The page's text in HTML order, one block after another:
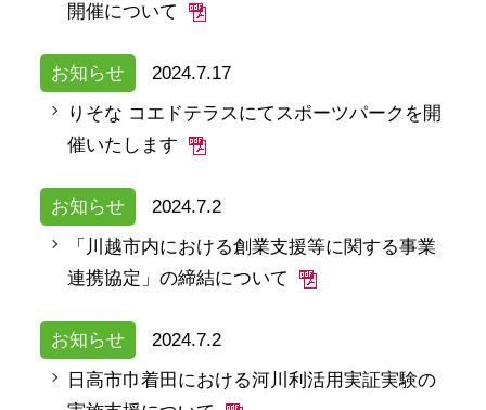
開催について
お知らせ
2024.7.17
りそな コエドテラスにてスポーツパークを開
催いたします
お知らせ
2024.7.2
「川越市内における創業支援等に関する事業
連携協定」の締結について
お知らせ
2024.7.2
日高市巾着田における河川利活用実証実験の